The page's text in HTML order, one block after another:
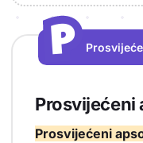
P
P
Prosvijećeni
Prosvijećeni